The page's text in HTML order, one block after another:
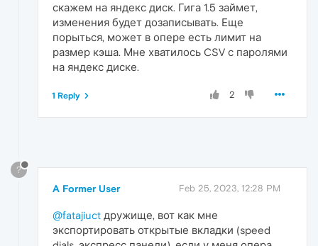
скажем на яндекс диск. Гига 1.5 займет,
изменения будет дозаписывать. Еще
порыться, может в опере есть лимит на
размер кэша. Мне хватилось CSV с паролями
на яндекс диске.
2
1 Reply
?
A Former User Feb 25, 2023, 12:28 PM
@fatajiuct дружище, вот как мне
экспортировать открытые вкладки (speed